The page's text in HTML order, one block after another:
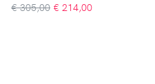
€ 305,00 € 214,00